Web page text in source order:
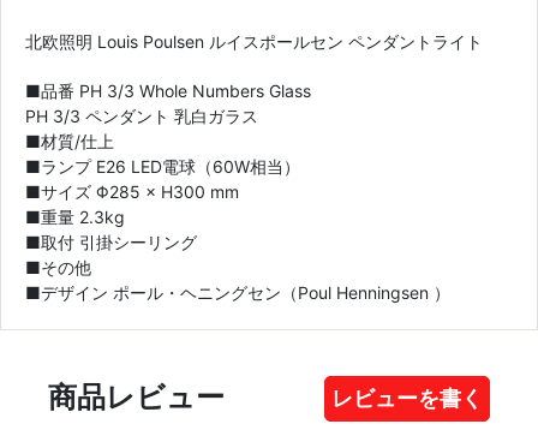
北欧照明 Louis Poulsen ルイスポールセン ペンダントライト
■品番 PH 3/3 Whole Numbers Glass
PH 3/3 ペンダント 乳白ガラス
■材質/仕上
■ランプ E26 LED電球（60W相当）
■サイズ Φ285 × H300 mm
■重量 2.3kg
■取付 引掛シーリング
■その他
■デザイン ポール・ヘニングセン（Poul Henningsen ）
商品レビュー レビューを書く